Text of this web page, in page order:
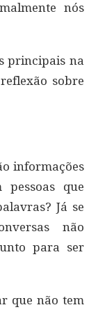
nós
principais na
sobre
informações
pessoas que
Já se
não
para ser
que não tem